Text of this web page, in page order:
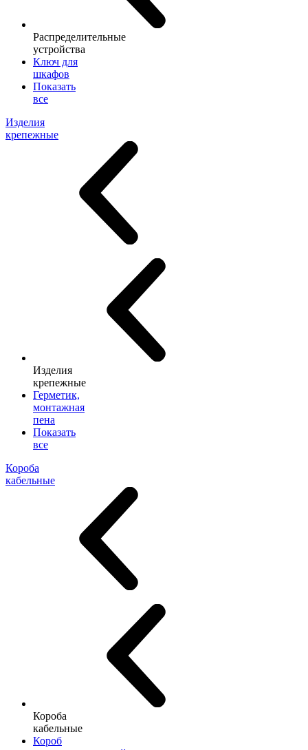
Распределительные
устройства
Ключ для
шкафов
Показать
все
Изделия
крепежные
Изделия
крепежные
Герметик,
монтажная
пена
Показать
все
Короба
кабельные
Короба
кабельные
Короб